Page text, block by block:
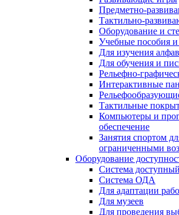
Предметно-
Тактильно-
Оборудование и
Учебные пособия
Для изучения
Для обучения и
Рельефно-
Интерактивные
Тактильные
Компьютеры и
обеспечение
Занятия спортом
ограниченными
Оборудование
Система
Система ОДА
Для адаптации
Для музеев
Для проведения